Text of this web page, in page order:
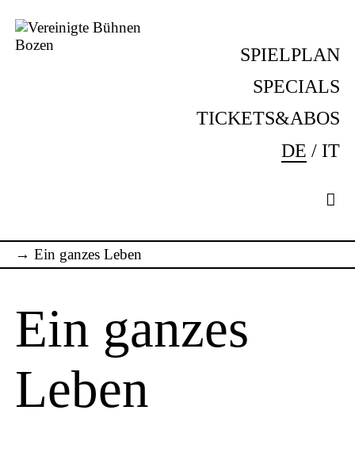
Skip
SPIELPLAN
SPECIALS
TICKETS&ABOS
DE
IT
→Ein ganzes Leben
Ein ganzes
Leben